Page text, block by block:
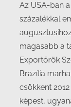
Az USA-ban
százalékkal
magasabb a
Exportőrök
Brazília
csökkent
képest,